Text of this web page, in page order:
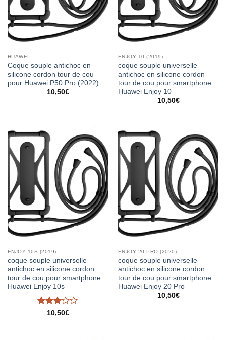
HUAWEI
Coque souple antichoc en
silicone cordon tour de cou
pour Huawei P50 Pro (2022)
10,50€
ENJOY 10 (2019)
coque souple universelle
antichoc en silicone cordon
tour de cou pour smartphone
Huawei Enjoy 10
10,50€
ENJOY 10S (2019)
coque souple universelle
antichoc en silicone cordon
tour de cou pour smartphone
Huawei Enjoy 10s
Note3
10,50€
ENJOY 20 PRO (2020)
coque souple universelle
antichoc en silicone cordon
tour de cou pour smartphone
Huawei Enjoy 20 Pro
10,50€